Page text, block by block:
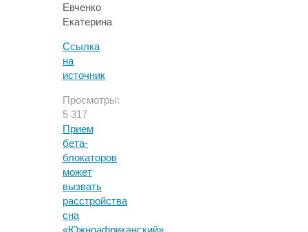
Евченко
Екатерина
Ссылка
на
источник
Просмотры:
5 317
Прием
бета-
блокаторов
может
вызвать
расстройства
сна